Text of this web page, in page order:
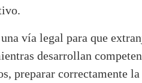
vía legal para que
desarrollan
preparar correctamente la